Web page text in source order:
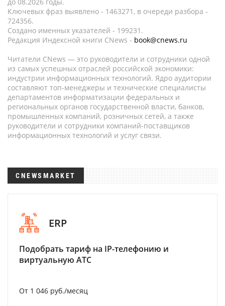
Ключевых фраз выявлено - 1463271, в очереди разбора -
724356.
Создано именных указателей - 199231.
Редакция Индексной книги CNews - book@cnews.ru
Читатели CNews — это руководители и сотрудники одной
из самых успешных отраслей российской экономики:
индустрии информационных технологий. Ядро аудитории
составляют топ-менеджеры и технические специалисты
департаментов информатизации федеральных и
региональных органов государственной власти, банков,
промышленных компаний, розничных сетей, а также
руководители и сотрудники компаний-поставщиков
информационных технологий и услуг связи.
CNEWSMARKET
ERP
Подобрать тариф на IP-телефонию и
виртуальную АТС
От 1 046 руб./месяц